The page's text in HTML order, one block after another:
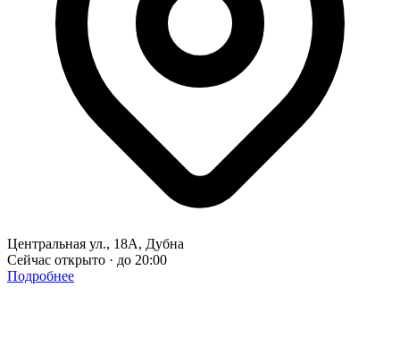
Центральная ул., 18А, Дубна
Сейчас открыто · до 20:00
Подробнее